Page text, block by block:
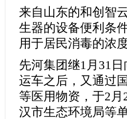
来自山东的和创智
生器的设备便利条
用于居民消毒的浓
先河集团继1月31
运车之后，又通过
等医用物资，于2
汉市生态环境局等单